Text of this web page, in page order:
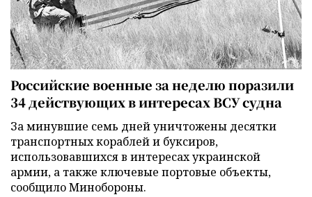
Российские военные за неделю поразили
34 действующих в интересах ВСУ судна
За минувшие семь дней уничтожены десятки
транспортных кораблей и буксиров,
использовавшихся в интересах украинской
армии, а также ключевые портовые объекты,
сообщило Минобороны.